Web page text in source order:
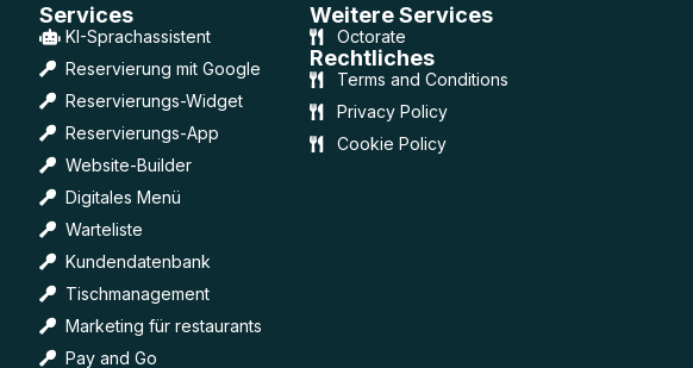
Services
KI-Sprachassistent
Reservierung mit Google
Reservierungs-Widget
Reservierungs-App
Website-Builder
Digitales Menü
Warteliste
Kundendatenbank
Tischmanagement
Marketing für restaurants
Pay and Go
Weitere Services
Octorate
Rechtliches
Terms and Conditions
Privacy Policy
Cookie Policy